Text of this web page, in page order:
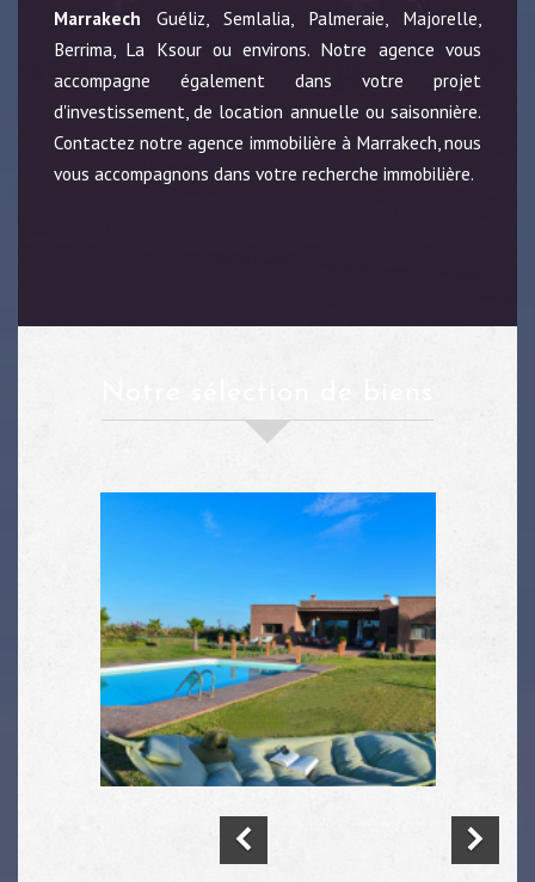
Marrakech Guéliz, Semlalia, Palmeraie, Majorelle,
Berrima, La Ksour ou environs. Notre agence vous
accompagne également dans votre projet
d'investissement, de location annuelle ou saisonnière.
Contactez notre agence immobilière à Marrakech, nous
vous accompagnons dans votre recherche immobilière.